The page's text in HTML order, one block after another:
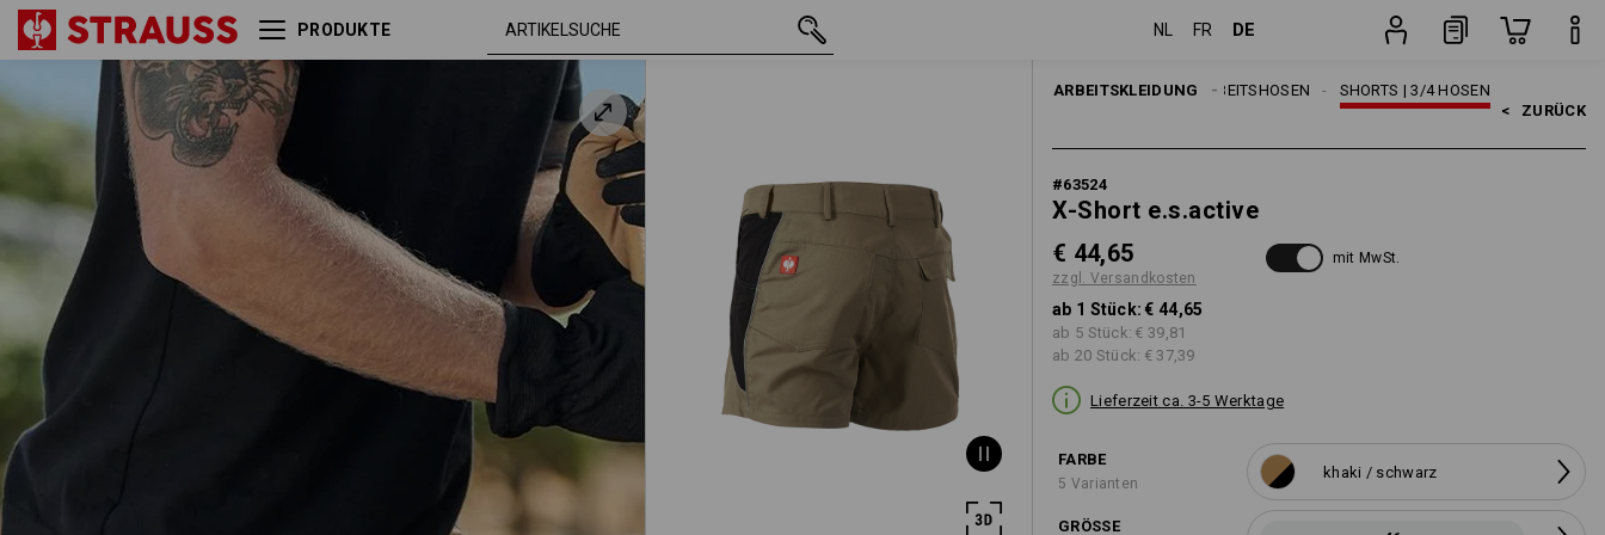
PRODUKTE NL FR DE
ARBEITSKLEIDUNG SHORTS | 3/4 HOSEN
ARBEITSHOSEN
HERREN
< ZURÜCK
#63524
X-Short e.s.active
€ 44,65
zzgl. Versandkosten
mit MwSt.
ab 1 Stück: € 44,65
ab 5 Stück: € 39,81
ab 20 Stück: € 37,39
Lieferzeit ca. 3-5 Werktage
FARBE
5 Varianten
khaki / schwarz
GRÖSSE
X-Short e.s.active 46 € 44,65